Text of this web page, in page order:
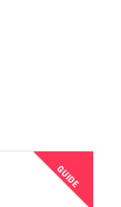
GUIDE